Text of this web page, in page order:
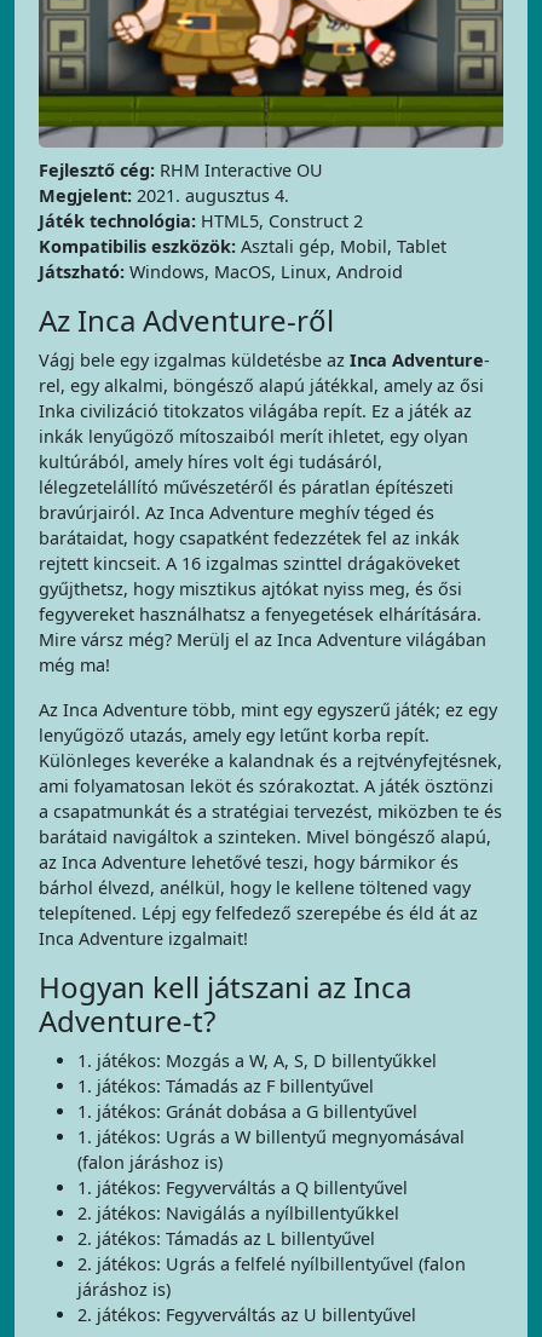
Fejlesztő cég: RHM Interactive OU
Megjelent: 2021. augusztus 4.
Játék technológia: HTML5, Construct 2
Kompatibilis eszközök: Asztali gép, Mobil, Tablet
Játszható: Windows, MacOS, Linux, Android
Az Inca Adventure-ről
Vágj bele egy izgalmas küldetésbe az Inca Adventure-
rel, egy alkalmi, böngésző alapú játékkal, amely az ősi
Inka civilizáció titokzatos világába repít. Ez a játék az
inkák lenyűgöző mítoszaiból merít ihletet, egy olyan
kultúrából, amely híres volt égi tudásáról,
lélegzetelállító művészetéről és páratlan építészeti
bravúrjairól. Az Inca Adventure meghív téged és
barátaidat, hogy csapatként fedezzétek fel az inkák
rejtett kincseit. A 16 izgalmas szinttel drágaköveket
gyűjthetsz, hogy misztikus ajtókat nyiss meg, és ősi
fegyvereket használhatsz a fenyegetések elhárítására.
Mire vársz még? Merülj el az Inca Adventure világában
még ma!
Az Inca Adventure több, mint egy egyszerű játék; ez egy
lenyűgöző utazás, amely egy letűnt korba repít.
Különleges keveréke a kalandnak és a rejtvényfejtésnek,
ami folyamatosan leköt és szórakoztat. A játék ösztönzi
a csapatmunkát és a stratégiai tervezést, miközben te és
barátaid navigáltok a szinteken. Mivel böngésző alapú,
az Inca Adventure lehetővé teszi, hogy bármikor és
bárhol élvezd, anélkül, hogy le kellene töltened vagy
telepítened. Lépj egy felfedező szerepébe és éld át az
Inca Adventure izgalmait!
Hogyan kell játszani az Inca
Adventure-t?
1. játékos: Mozgás a W, A, S, D billentyűkkel
1. játékos: Támadás az F billentyűvel
1. játékos: Gránát dobása a G billentyűvel
1. játékos: Ugrás a W billentyű megnyomásával
(falon járáshoz is)
1. játékos: Fegyverváltás a Q billentyűvel
2. játékos: Navigálás a nyílbillentyűkkel
2. játékos: Támadás az L billentyűvel
2. játékos: Ugrás a felfelé nyílbillentyűvel (falon
járáshoz is)
2. játékos: Fegyverváltás az U billentyűvel